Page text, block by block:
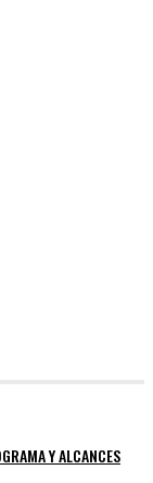
Y ALCANCES